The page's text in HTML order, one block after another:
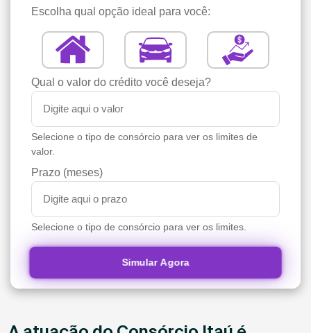
Escolha qual opção ideal para você:
Qual o valor do crédito você deseja?
Selecione o tipo de consórcio para ver os limites de
valor.
Prazo (meses)
Selecione o tipo de consórcio para ver os limites.
Simular Agora